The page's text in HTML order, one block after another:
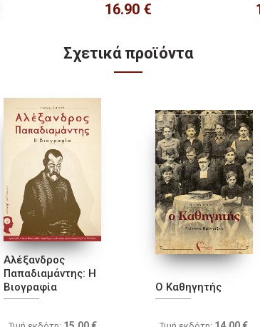
16.90 €
Σχετικά προϊόντα
Αλέξανδρος
Παπαδιαμάντης: Η
Βιογραφία
Ο Καθηγητής